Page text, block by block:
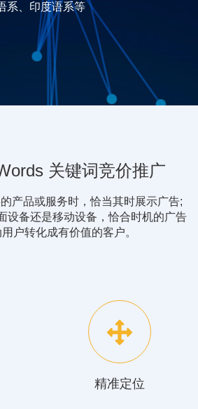
系、印度语系等
关键词竞价推广
产品或服务时，恰当其时展示广告;
设备还是移动设备，恰合时机的广告
户转化成有价值的客户。
精准定位